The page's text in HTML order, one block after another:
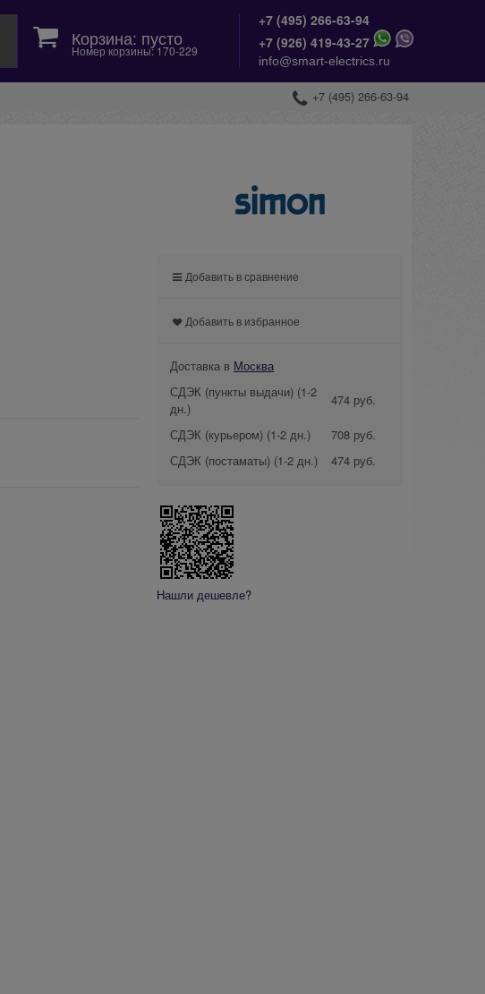
Корзина: пусто
Номер корзины: 170-229
+7 (495) 266-63-94
+7 (926) 419-43-27
info@smart-electrics.ru
+7 (495) 266-63-94
Добавить в сравнение
Добавить в избранное
Доставка в Москва
СДЭК (пункты выдачи) (1-2
дн.)
474 руб.
СДЭК (курьером) (1-2 дн.)
708 руб.
СДЭК (постаматы) (1-2 дн.) 474 руб.
Нашли дешевле?